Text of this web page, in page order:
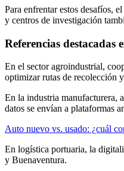
Para enfrentar estos desafíos,
y centros de investigación
Referencias destacadas
En el sector agroindustrial,
optimizar rutas de recolección
En la industria manufacturera,
datos se envían a plataformas
Auto nuevo vs. usado: ¿cuál
En logística portuaria, la
y Buenaventura.